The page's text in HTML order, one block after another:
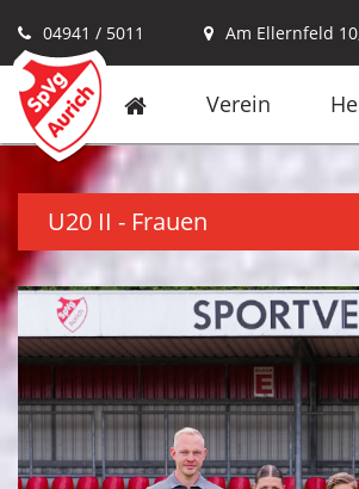
04941 / 5011 Am Ellernfeld
Verein
U20 II - Frauen